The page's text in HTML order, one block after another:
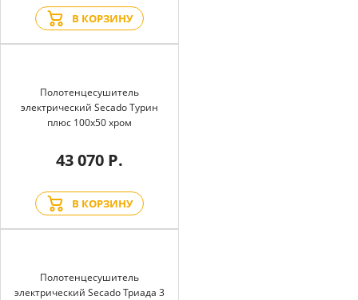
В КОРЗИНУ
Полотенцесушитель
электрический Secado Турин
плюс 100x50 хром
43 070 Р.
В КОРЗИНУ
Полотенцесушитель
электрический Secado Триада 3